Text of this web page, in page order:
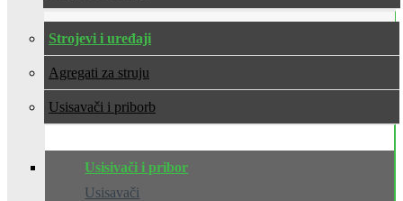
Strojevi i uređaji
Agregati za struju
Usisavači i pribor
Usisivači i pribor
Usisavači